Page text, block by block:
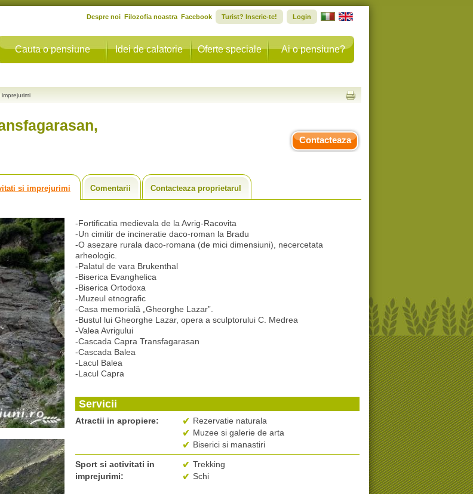
Cauta o pensiune Idei de calatorie Oferte speciale Ai o pensiune?
Despre noi Filozofia noastra Facebook Turist? Inscrie-te! Login
Contacteaza
si imprejurimi Comentarii Contacteaza proprietarul
-Fortificatia medievala de la Avrig-Racovita
-Un cimitir de incineratie daco-roman la Bradu
-O asezare rurala daco-romana (de mici dimensiuni), necercetata
arheologic.
-Palatul de vara Brukenthal
-Biserica Evanghelica
-Biserica Ortodoxa
-Muzeul etnografic
-Casa memorială „Gheorghe Lazar”.
-Bustul lui Gheorghe Lazar, opera a sculptorului C. Medrea
-Valea Avrigului
-Cascada Capra Transfagarasan
-Cascada Balea
-Lacul Balea
-Lacul Capra
Servicii
Atractii in apropiere:
Rezervatie naturala
Muzee si galerie de arta
Biserici si manastiri
Sport si activitati in
imprejurimi:
Trekking
Schi